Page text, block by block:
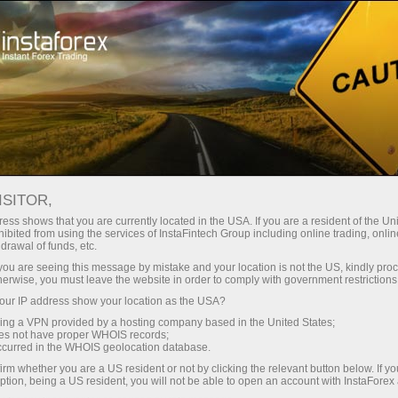
InstaForex bilan siz haqiqatan
ega bo‘lasiz: 1:5000 gacha kredit
yelkasi, bozordagi eng yaxshi
spred va komissiyalardan biri,
shuningdek aksiyalar va indekslar
bilan savdo qilish uchun qulay
shartlar.
Kichik
Har bir depozit uchun
30% bonus
Savdoda
va trassada tezlik
shows that you are currently located in the USA. If you are a resident of the
from using the services of InstaFintech Group including online trading,
of funds, etc.
are seeing this message by mistake and your location is not the US, kindly
you must leave the website in order to comply with government
IP address show your location as the USA?
a VPN provided by a hosting company based in the United States;
not have proper WHOIS records;
in the WHOIS geolocation database.
whether you are a US resident or not by clicking the relevant button below. If
being a US resident, you will not be able to open an account with InstaForex